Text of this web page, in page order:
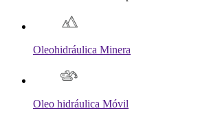
Oleohidráulica Minera
Oleo hidráulica Móvil